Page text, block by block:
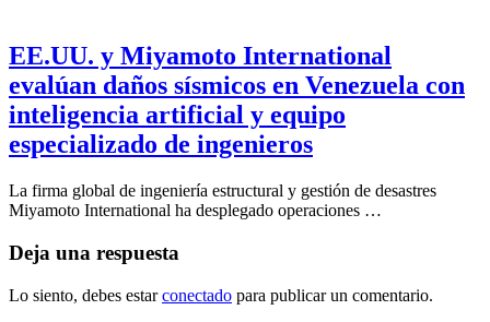
EE.UU. y Miyamoto International
evalúan daños sísmicos en Venezuela con
inteligencia artificial y equipo
especializado de ingenieros
La firma global de ingeniería estructural y gestión de desastres
Miyamoto International ha desplegado operaciones …
Deja una respuesta
Lo siento, debes estarconectado para publicar un comentario.